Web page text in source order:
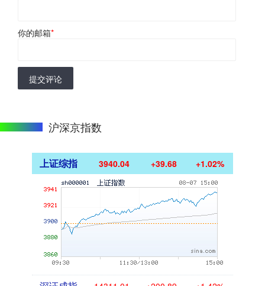
你的邮箱*
提交评论
沪深京指数
上证综指 3940.04 +39.68 +1.02%